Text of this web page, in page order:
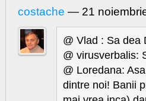
costache — 21
@ Vlad : Sa dea
@ virusverbalis:
@ Loredana:
dintre noi! Banii